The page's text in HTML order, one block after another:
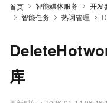
首页 智能媒体服务 开发
智能任务
热词管理
库